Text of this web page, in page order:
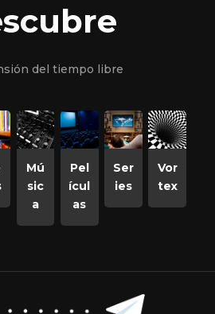
del tiempo libre
Mú
sic
a
Pel
ícul
as
Ser
ies
Vor
tex